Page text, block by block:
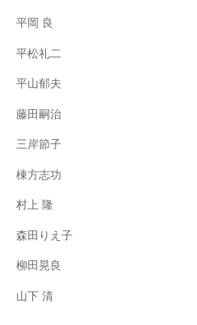
平岡 良
平松礼二
平山郁夫
藤田嗣治
三岸節子
棟方志功
村上 隆
森田りえ子
柳田晃良
山下 清